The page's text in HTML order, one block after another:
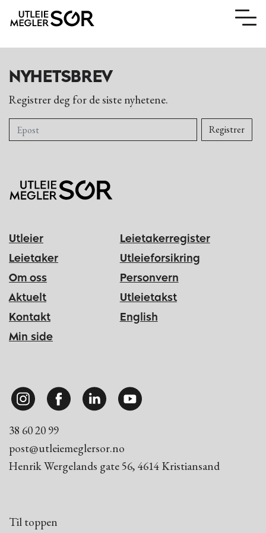
Utleier
Om oss
Aktuelt
Kontakt
NYHETSBREV
Registrer deg for de siste nyhetene.
Utleier
Leietaker
Om oss
Aktuelt
Kontakt
Min side
Leietakerregister
Utleieforsikring
Personvern
Utleietakst
English
38 60 20 99
post@utleiemeglersor.no
Henrik Wergelands gate 56, 4614 Kristiansand
Til toppen